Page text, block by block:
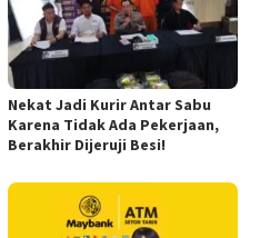
Nekat Jadi Kurir Antar Sabu
Karena Tidak Ada Pekerjaan,
Berakhir Dijeruji Besi!